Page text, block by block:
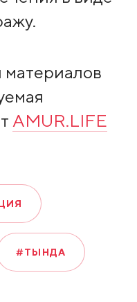
AMUR.LIFE
#ТЫНДА